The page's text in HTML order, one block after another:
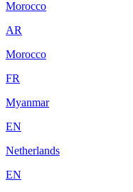
Morocco
AR
Morocco
FR
Myanmar
EN
Netherlands
EN